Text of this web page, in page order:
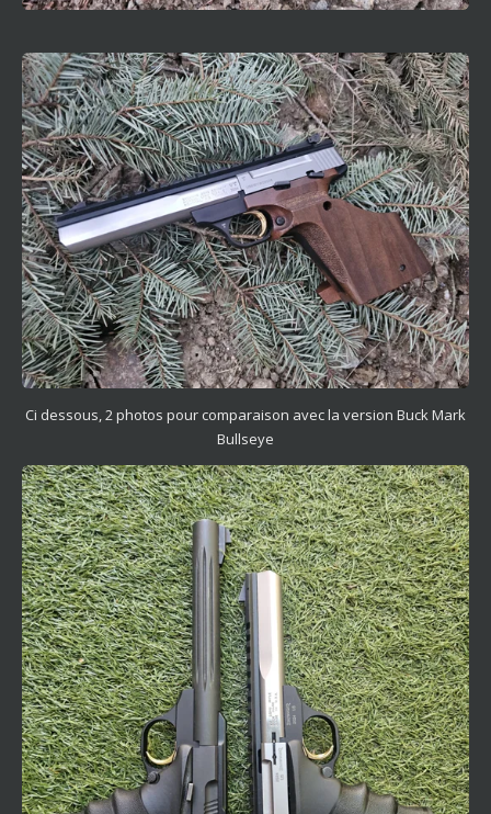
Ci dessous, 2 photos pour comparaison avec la version Buck Mark
Bullseye